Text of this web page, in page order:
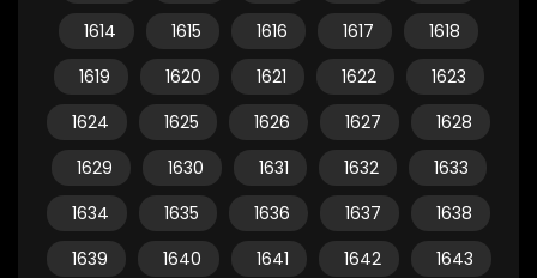
1614
1615 1616 1617
1618
1619
1620 1621 1622
1623
1624
1625 1626 1627
1628
1629
1630 1631 1632
1633
1634
1635 1636 1637
1638
1639
1640 1641 1642
1643